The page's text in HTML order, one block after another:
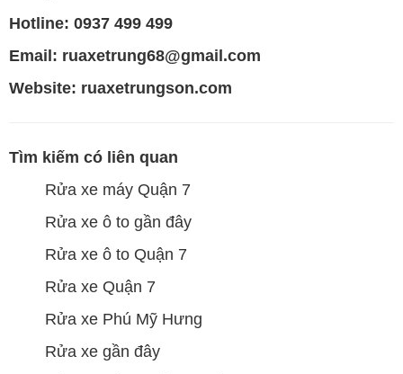
Hotline: 0937 499 499
Email: ruaxetrung68@gmail.com
Website: ruaxetrungson.com
Tìm kiếm có liên quan
Rửa xe máy Quận 7
Rửa xe ô to gần đây
Rửa xe ô to Quận 7
Rửa xe Quận 7
Rửa xe Phú Mỹ Hưng
Rửa xe gần đây